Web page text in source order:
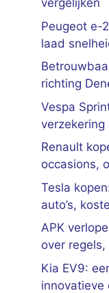
vergelijken
Peugeot e-
laad
richting
Vespa
verzekering
Renault
occasions,
Tesla
auto’s,
APK
over
Kia EV9:
innovatieve